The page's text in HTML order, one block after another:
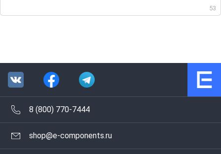
53
8 (800) 770-7444
shop@e-components.ru